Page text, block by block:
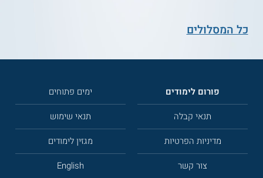
כל המסלולים
פורום לימודים
ימים פתוחים
תנאי קבלה
תנאי שימוש
מדיניות הפרטיות
מגזין לימודים
צור קשר
English